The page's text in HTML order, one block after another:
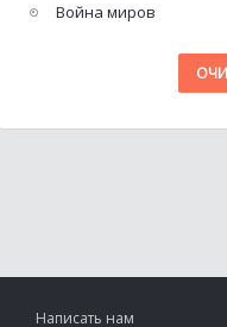
Война миров
Написать нам